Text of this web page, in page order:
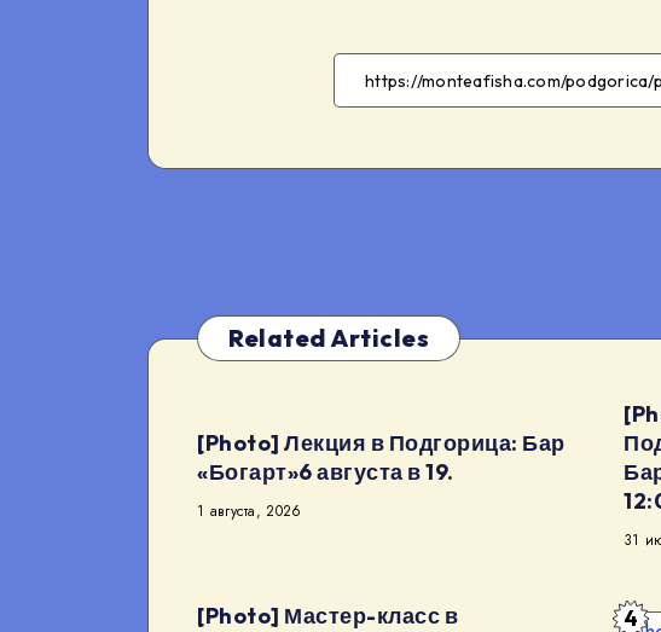
Related Articles
[Photo] Лекция в Подгорица: Бар
«Богарт»6 августа в 19.
1 августа, 2026
31
[Photo] Мастер-класс в
4